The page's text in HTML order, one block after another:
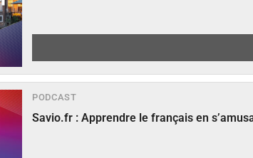
PODCAST
Savio.fr : Apprendre le français en